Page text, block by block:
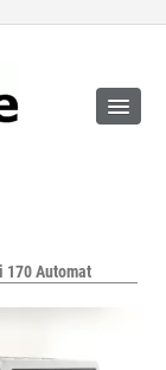
170 Automat